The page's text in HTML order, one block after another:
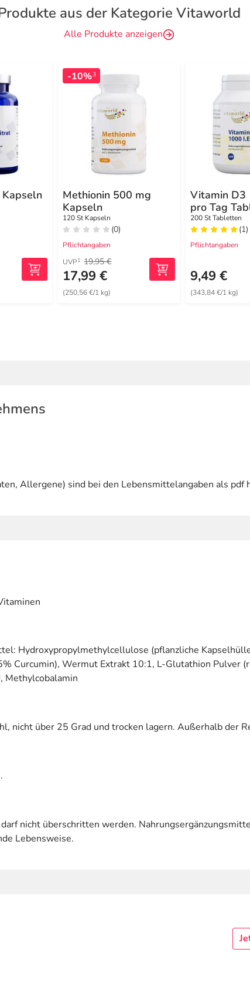
aus der Kategorie Vitaworld
Alle Produkte anzeigen
-10%3
Methionin 500 mg
Kapseln
120 St Kapseln
(0)
Pflichtangaben
UVP1 19,95 €
17,99 €
(250,56 €/1 kg)
Vitamin D3
pro Tag
200 St Tabletten
(1)
Pflichtangaben
9,49 €
(343,84 €/1 kg)
Allergene) sind bei den Lebensmittelangaben als pdf
Hydroxypropylmethylcellulose (pflanzliche
Curcumin), Wermut Extrakt 10:1, L-Glutathion Pulver
Methylcobalamin
nicht über 25 Grad und trocken lagern. Außerhalb der
nicht überschritten werden.
Lebensweise.